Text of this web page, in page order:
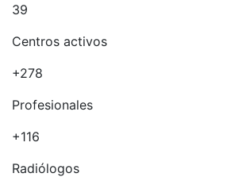
39
Centros activos
+278
Profesionales
+116
Radiólogos